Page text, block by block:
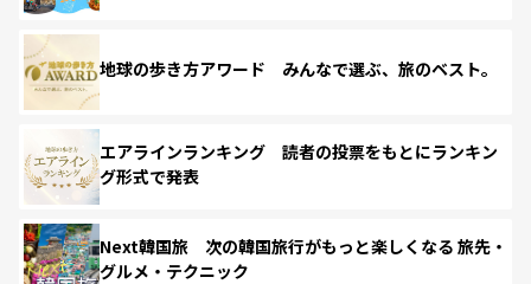
地球の歩き方アワード みんなで選ぶ、旅のベスト。
エアラインランキング 読者の投票をもとにランキン
グ形式で発表
Next韓国旅 次の韓国旅行がもっと楽しくなる 旅先・
グルメ・テクニック